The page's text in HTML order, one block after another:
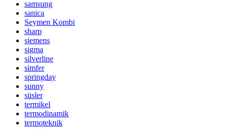
samsung
sanica
Seymen Kombi
sharp
siemens
sigma
silverline
simfer
springday
sunny
süsler
termikel
termodinamik
termoteknik